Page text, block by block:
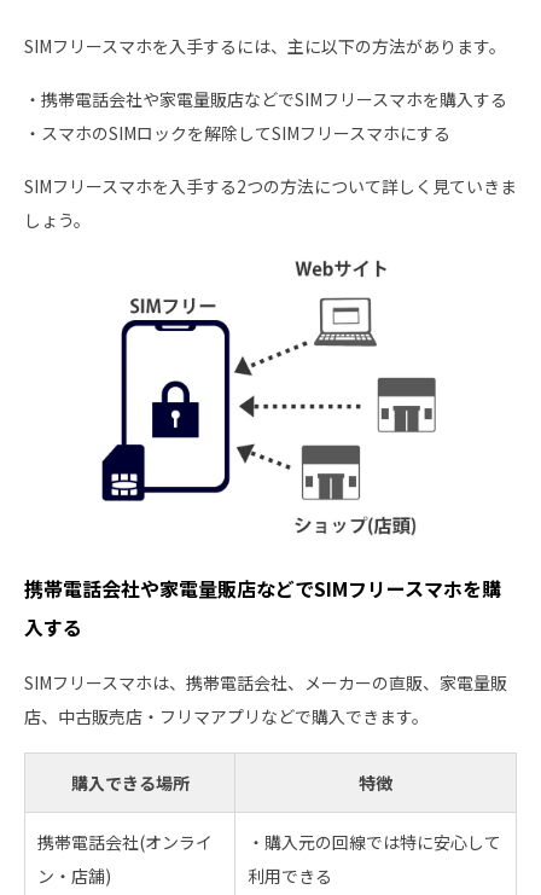
SIMフリースマホを入手するには、主に以下の方法があります。
・携帯電話会社や家電量販店などでSIMフリースマホを購入する
・スマホのSIMロックを解除してSIMフリースマホにする
SIMフリースマホを入手する2つの方法について詳しく見ていきま
しょう。
携帯電話会社や家電量販店などでSIMフリースマホを購
入する
SIMフリースマホは、携帯電話会社、メーカーの直販、家電量販
店、中古販売店・フリマアプリなどで購入できます。
購入できる場所 特徴
携帯電話会社(オンライ
ン・店舗)
・購入元の回線では特に安心して
利用できる